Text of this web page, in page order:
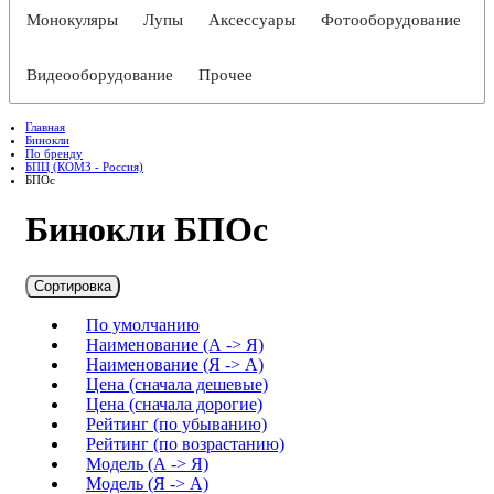
Монокуляры Лупы Аксессуары Фотооборудование
Видеооборудование Прочее
Главная
Бинокли
По бренду
БПЦ (КОМЗ - Россия)
БПОс
Бинокли БПОс
Сортировка
По умолчанию
Наименование (А -> Я)
Наименование (Я -> А)
Цена (сначала дешевые)
Цена (сначала дорогие)
Рейтинг (по убыванию)
Рейтинг (по возрастанию)
Модель (А -> Я)
Модель (Я -> А)